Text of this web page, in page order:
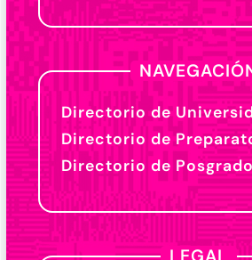
Directorio de
Directorio de
Directorio de